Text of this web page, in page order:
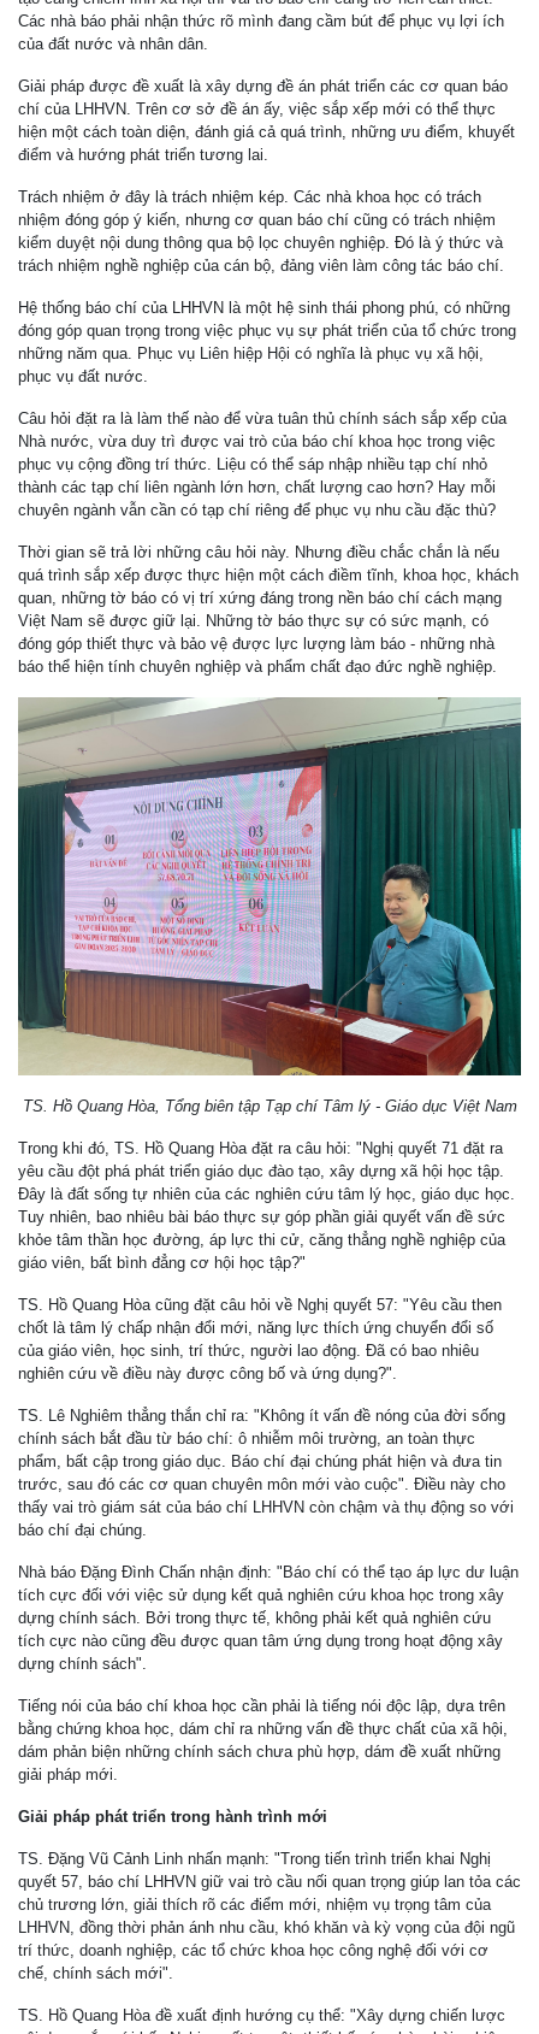
Các nhà báo phải nhận thức rõ mình đang cầm bút để phục vụ lợi ích
của đất nước và nhân dân.
Giải pháp được đề xuất là xây dựng đề án phát triển các cơ quan báo
chí của LHHVN. Trên cơ sở đề án ấy, việc sắp xếp mới có thể thực
hiện một cách toàn diện, đánh giá cả quá trình, những ưu điểm, khuyết
điểm và hướng phát triển tương lai.
Trách nhiệm ở đây là trách nhiệm kép. Các nhà khoa học có trách
nhiệm đóng góp ý kiến, nhưng cơ quan báo chí cũng có trách nhiệm
kiểm duyệt nội dung thông qua bộ lọc chuyên nghiệp. Đó là ý thức và
trách nhiệm nghề nghiệp của cán bộ, đảng viên làm công tác báo chí.
Hệ thống báo chí của LHHVN là một hệ sinh thái phong phú, có những
đóng góp quan trọng trong việc phục vụ sự phát triển của tổ chức trong
những năm qua. Phục vụ Liên hiệp Hội có nghĩa là phục vụ xã hội,
phục vụ đất nước.
Câu hỏi đặt ra là làm thế nào để vừa tuân thủ chính sách sắp xếp của
Nhà nước, vừa duy trì được vai trò của báo chí khoa học trong việc
phục vụ cộng đồng trí thức. Liệu có thể sáp nhập nhiều tạp chí nhỏ
thành các tạp chí liên ngành lớn hơn, chất lượng cao hơn? Hay mỗi
chuyên ngành vẫn cần có tạp chí riêng để phục vụ nhu cầu đặc thù?
Thời gian sẽ trả lời những câu hỏi này. Nhưng điều chắc chắn là nếu
quá trình sắp xếp được thực hiện một cách điềm tĩnh, khoa học, khách
quan, những tờ báo có vị trí xứng đáng trong nền báo chí cách mạng
Việt Nam sẽ được giữ lại. Những tờ báo thực sự có sức mạnh, có
đóng góp thiết thực và bảo vệ được lực lượng làm báo - những nhà
báo thể hiện tính chuyên nghiệp và phẩm chất đạo đức nghề nghiệp.
TS. Hồ Quang Hòa, Tổng biên tập Tạp chí Tâm lý - Giáo dục Việt Nam
Trong khi đó, TS. Hồ Quang Hòa đặt ra câu hỏi: "Nghị quyết 71 đặt ra
yêu cầu đột phá phát triển giáo dục đào tạo, xây dựng xã hội học tập.
Đây là đất sống tự nhiên của các nghiên cứu tâm lý học, giáo dục học.
Tuy nhiên, bao nhiêu bài báo thực sự góp phần giải quyết vấn đề sức
khỏe tâm thần học đường, áp lực thi cử, căng thẳng nghề nghiệp của
giáo viên, bất bình đẳng cơ hội học tập?"
TS. Hồ Quang Hòa cũng đặt câu hỏi về Nghị quyết 57: "Yêu cầu then
chốt là tâm lý chấp nhận đổi mới, năng lực thích ứng chuyển đổi số
của giáo viên, học sinh, trí thức, người lao động. Đã có bao nhiêu
nghiên cứu về điều này được công bố và ứng dụng?".
TS. Lê Nghiêm thẳng thắn chỉ ra: "Không ít vấn đề nóng của đời sống
chính sách bắt đầu từ báo chí: ô nhiễm môi trường, an toàn thực
phẩm, bất cập trong giáo dục. Báo chí đại chúng phát hiện và đưa tin
trước, sau đó các cơ quan chuyên môn mới vào cuộc". Điều này cho
thấy vai trò giám sát của báo chí LHHVN còn chậm và thụ động so với
báo chí đại chúng.
Nhà báo Đặng Đình Chấn nhận định: "Báo chí có thể tạo áp lực dư luận
tích cực đối với việc sử dụng kết quả nghiên cứu khoa học trong xây
dựng chính sách. Bởi trong thực tế, không phải kết quả nghiên cứu
tích cực nào cũng đều được quan tâm ứng dụng trong hoạt động xây
dựng chính sách".
Tiếng nói của báo chí khoa học cần phải là tiếng nói độc lập, dựa trên
bằng chứng khoa học, dám chỉ ra những vấn đề thực chất của xã hội,
dám phản biện những chính sách chưa phù hợp, dám đề xuất những
giải pháp mới.
Giải pháp phát triển trong hành trình mới
TS. Đặng Vũ Cảnh Linh nhấn mạnh: "Trong tiến trình triển khai Nghị
quyết 57, báo chí LHHVN giữ vai trò cầu nối quan trọng giúp lan tỏa các
chủ trương lớn, giải thích rõ các điểm mới, nhiệm vụ trọng tâm của
LHHVN, đồng thời phản ánh nhu cầu, khó khăn và kỳ vọng của đội ngũ
trí thức, doanh nghiệp, các tổ chức khoa học công nghệ đối với cơ
chế, chính sách mới".
TS. Hồ Quang Hòa đề xuất định hướng cụ thể: "Xây dựng chiến lược